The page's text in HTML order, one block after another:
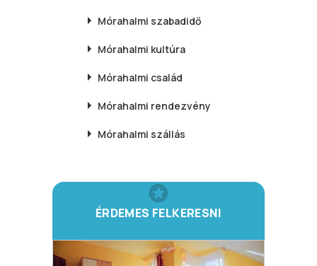
Mórahalmi szabadidő
Mórahalmi kultúra
Mórahalmi család
Mórahalmi rendezvény
Mórahalmi szállás
ÉRDEMES FELKERESNI